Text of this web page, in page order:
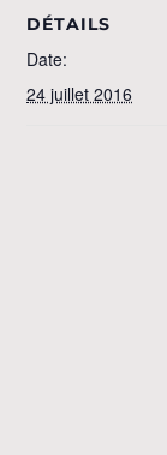
DÉTAILS
Date:
24 juillet 2016